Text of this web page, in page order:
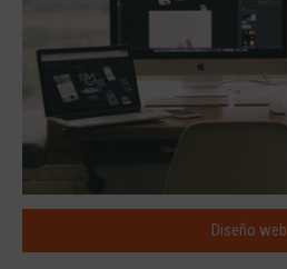
Diseño web